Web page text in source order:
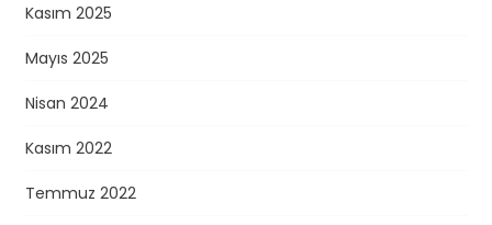
Kasım 2025
Mayıs 2025
Nisan 2024
Kasım 2022
Temmuz 2022